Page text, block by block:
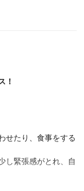
！
せたり、食事をする
し緊張感がとれ、自